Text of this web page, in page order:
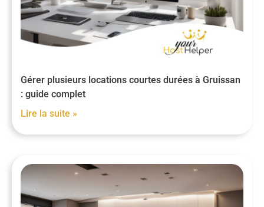
Gérer plusieurs locations courtes durées à Gruissan
: guide complet
Lire la suite »